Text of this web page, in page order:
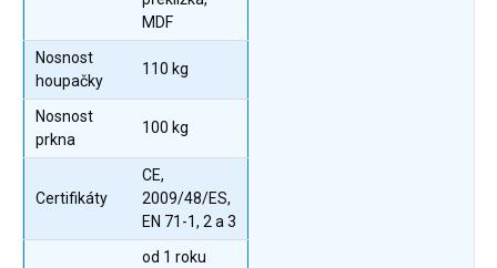
MDF
Nosnost
houpačky
110 kg
Nosnost
prkna
100 kg
Certifikáty
CE,
2009/48/ES,
EN 71-1, 2 a 3
od 1 roku